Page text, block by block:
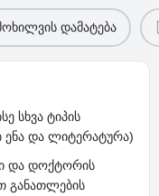
დამატება
სხვა ტიპის
და ლიტერატურა)
და დოქტორის
განათლების